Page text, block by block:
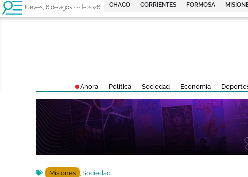
Jueves, 6 de agosto de 2026 CHACO CORRIENTES FORMOSA
Ahora Política Sociedad Economía
Misiones Sociedad